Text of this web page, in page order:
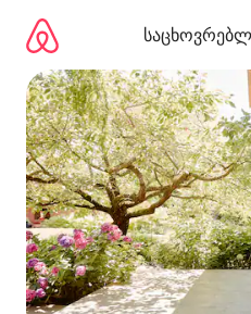
გადასვლა